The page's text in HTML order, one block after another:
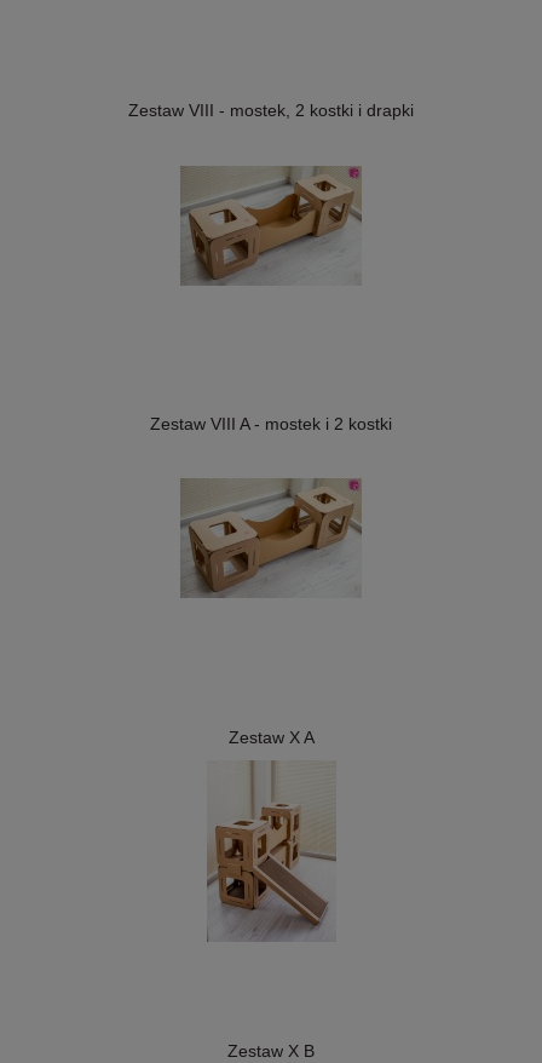
Zestaw VIII - mostek, 2 kostki i drapki
Zestaw VIII A - mostek i 2 kostki
Zestaw X A
Zestaw X B